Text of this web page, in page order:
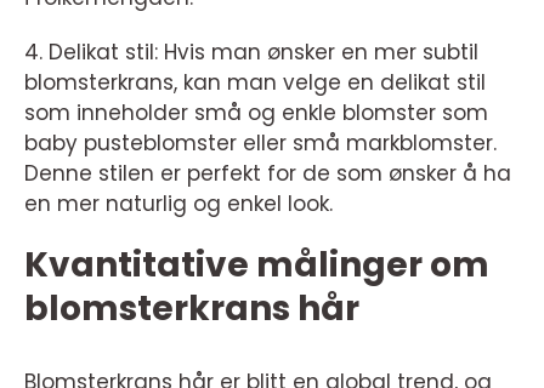
4. Delikat stil: Hvis man ønsker en mer subtil
blomsterkrans, kan man velge en delikat stil
som inneholder små og enkle blomster som
baby pusteblomster eller små markblomster.
Denne stilen er perfekt for de som ønsker å ha
en mer naturlig og enkel look.
Kvantitative målinger om
blomsterkrans hår